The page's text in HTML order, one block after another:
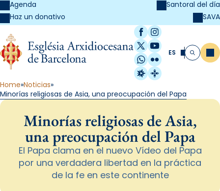
Agenda
Haz un donativo
Santoral del día
SAVA
Facebook
Instagram
X / Twitter
YouTube
WhatsApp
Flickr
Radio Estel
Catalunya
ES Buscar
Home Noticias
Minorías religiosas de Asia, una preocupación del Papa
Minorías religiosas de Asia,
una preocupación del Papa
El Papa clama en el nuevo Vídeo del Papa
por una verdadera libertad en la práctica
de la fe en este continente